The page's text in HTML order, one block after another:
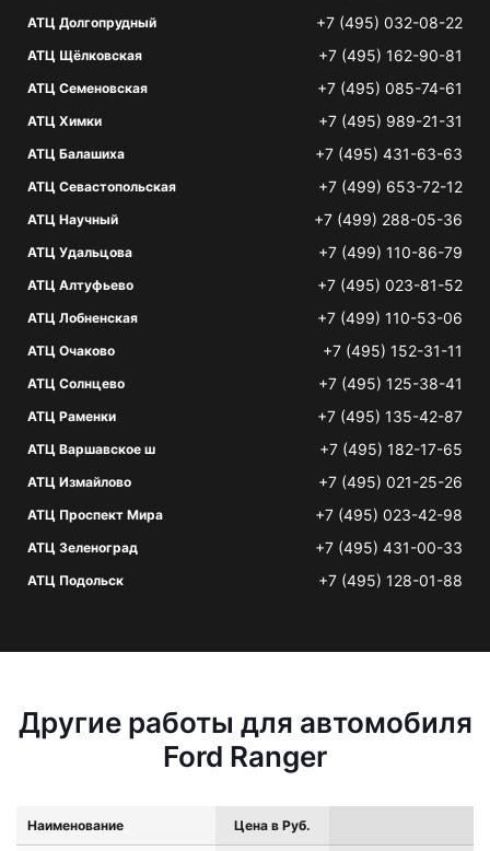
АТЦ Долгопрудный +7 (495) 032-08-22
АТЦ Щёлковская +7 (495) 162-90-81
АТЦ Семеновская +7 (495) 085-74-61
АТЦ Химки +7 (495) 989-21-31
АТЦ Балашиха +7 (495) 431-63-63
АТЦ Севастопольская +7 (499) 653-72-12
АТЦ Научный +7 (499) 288-05-36
АТЦ Удальцова +7 (499) 110-86-79
АТЦ Алтуфьево +7 (495) 023-81-52
АТЦ Лобненская +7 (499) 110-53-06
АТЦ Очаково +7 (495) 152-31-11
АТЦ Солнцево +7 (495) 125-38-41
АТЦ Раменки +7 (495) 135-42-87
АТЦ Варшавское ш +7 (495) 182-17-65
АТЦ Измайлово +7 (495) 021-25-26
АТЦ Проспект Мира +7 (495) 023-42-98
АТЦ Зеленоград +7 (495) 431-00-33
АТЦ Подольск +7 (495) 128-01-88
Другие работы для автомобиля
Ford Ranger
Наименование Цена в Руб.